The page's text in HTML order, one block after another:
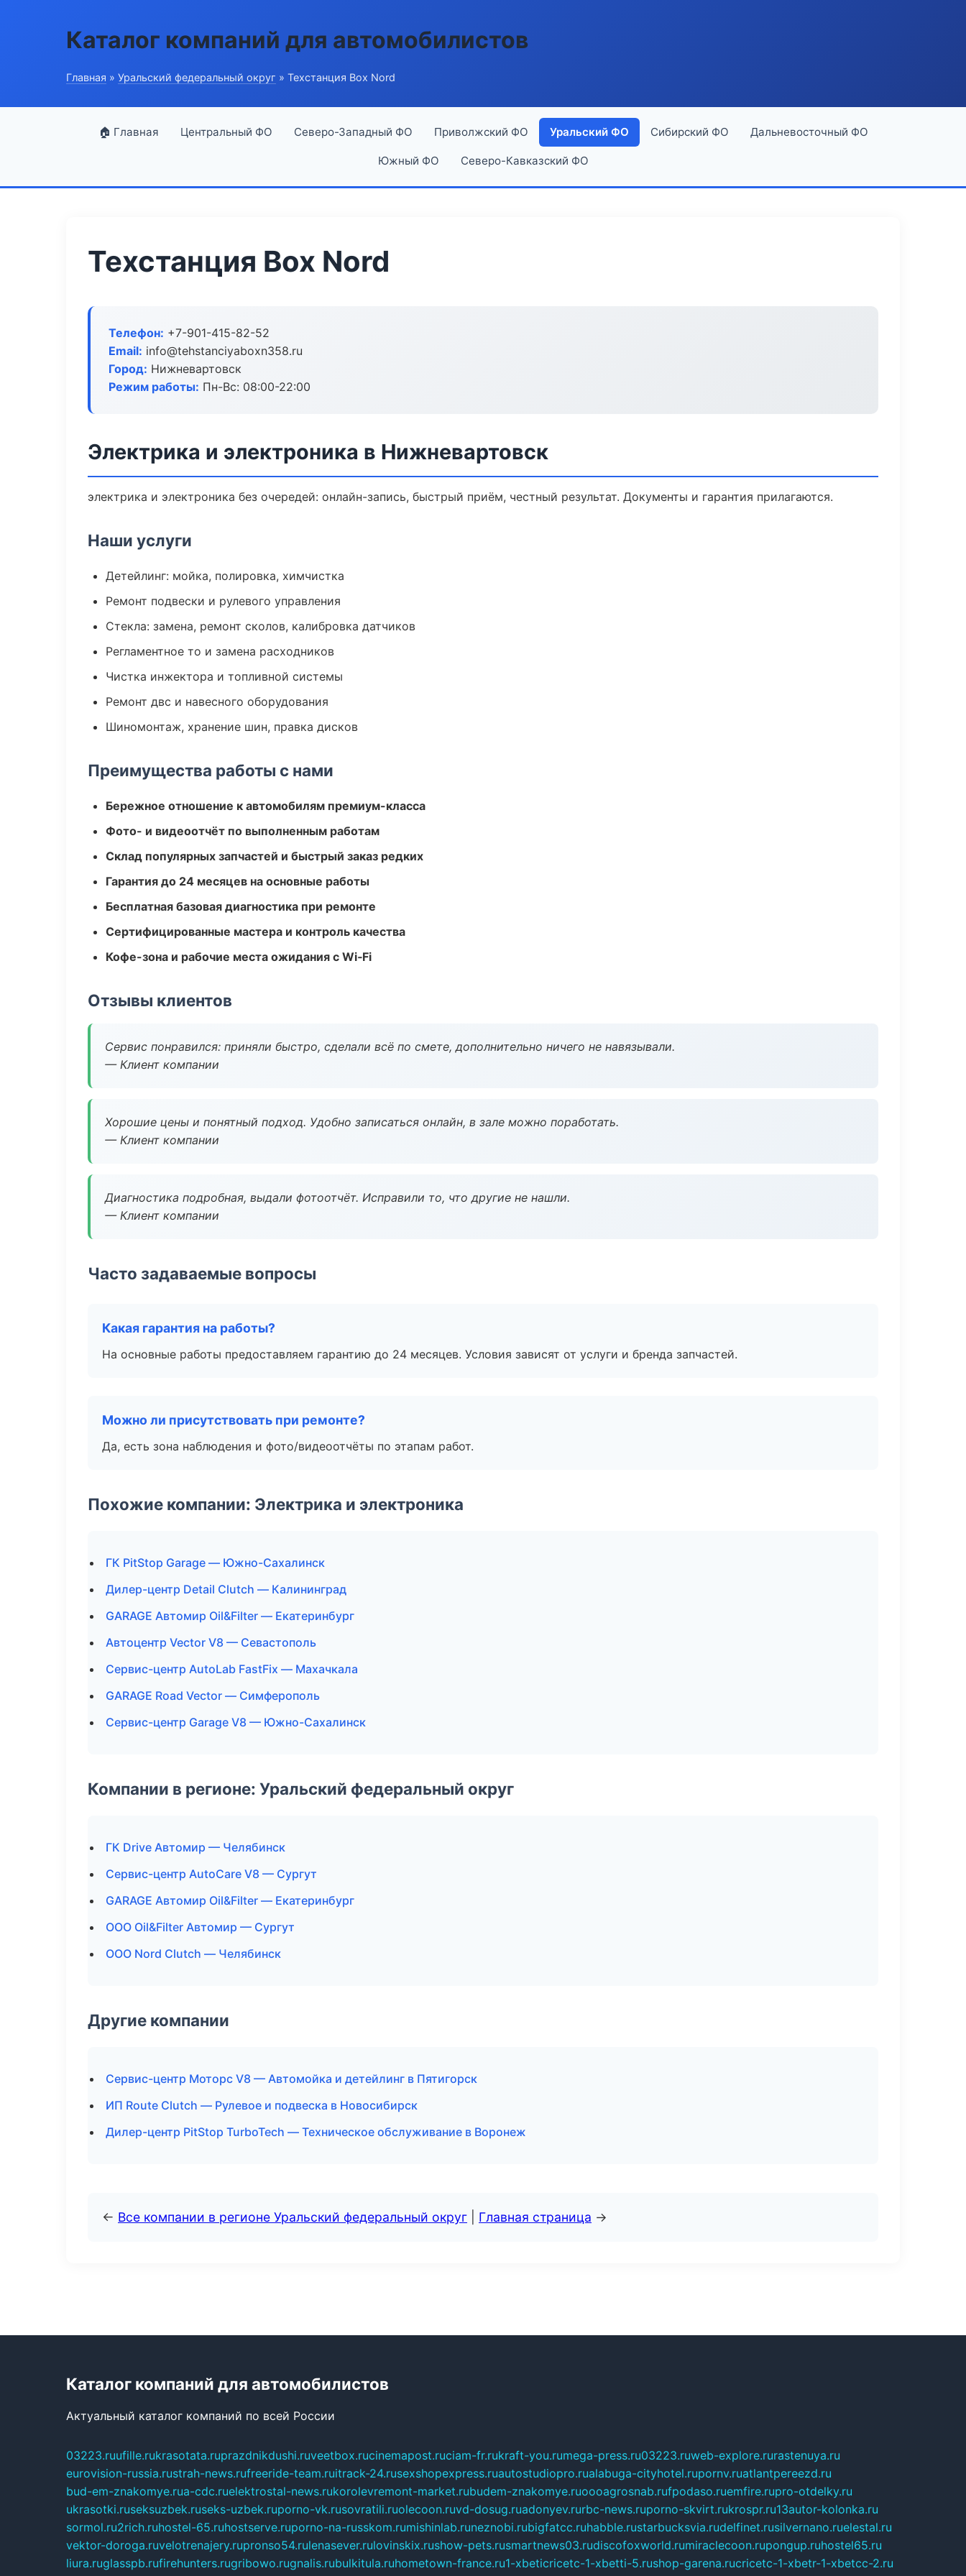
Каталог компаний для автомобилистов
Главная » Уральский федеральный округ » Техстанция Box Nord
🏠 Главная Центральный ФО Северо-Западный ФО Приволжский ФО Уральский ФО Сибирский ФО Дальневосточный ФО
Южный ФО Северо-Кавказский ФО
Техстанция Box Nord
Телефон: +7-901-415-82-52
Email: info@tehstanciyaboxn358.ru
Город: Нижневартовск
Режим работы: Пн-Вс: 08:00-22:00
Электрика и электроника в Нижневартовск
электрика и электроника без очередей: онлайн-запись, быстрый приём, честный результат. Документы и гарантия прилагаются.
Наши услуги
Детейлинг: мойка, полировка, химчистка
Ремонт подвески и рулевого управления
Стекла: замена, ремонт сколов, калибровка датчиков
Регламентное то и замена расходников
Чистка инжектора и топливной системы
Ремонт двс и навесного оборудования
Шиномонтаж, хранение шин, правка дисков
Преимущества работы с нами
Бережное отношение к автомобилям премиум-класса
Фото- и видеоотчёт по выполненным работам
Склад популярных запчастей и быстрый заказ редких
Гарантия до 24 месяцев на основные работы
Бесплатная базовая диагностика при ремонте
Сертифицированные мастера и контроль качества
Кофе-зона и рабочие места ожидания с Wi‑Fi
Отзывы клиентов
Сервис понравился: приняли быстро, сделали всё по смете, дополнительно ничего не навязывали.
— Клиент компании
Хорошие цены и понятный подход. Удобно записаться онлайн, в зале можно поработать.
— Клиент компании
Диагностика подробная, выдали фотоотчёт. Исправили то, что другие не нашли.
— Клиент компании
Часто задаваемые вопросы
Какая гарантия на работы?
На основные работы предоставляем гарантию до 24 месяцев. Условия зависят от услуги и бренда запчастей.
Можно ли присутствовать при ремонте?
Да, есть зона наблюдения и фото/видеоотчёты по этапам работ.
Похожие компании: Электрика и электроника
ГК PitStop Garage — Южно-Сахалинск
Дилер-центр Detail Clutch — Калининград
GARAGE Автомир Oil&Filter — Екатеринбург
Автоцентр Vector V8 — Севастополь
Сервис-центр AutoLab FastFix — Махачкала
GARAGE Road Vector — Симферополь
Сервис-центр Garage V8 — Южно-Сахалинск
Компании в регионе: Уральский федеральный округ
ГК Drive Автомир — Челябинск
Сервис-центр AutoCare V8 — Сургут
GARAGE Автомир Oil&Filter — Екатеринбург
ООО Oil&Filter Автомир — Сургут
ООО Nord Clutch — Челябинск
Другие компании
Сервис-центр Моторс V8 — Автомойка и детейлинг в Пятигорск
ИП Route Clutch — Рулевое и подвеска в Новосибирск
Дилер-центр PitStop TurboTech — Техническое обслуживание в Воронеж
← Все компании в регионе Уральский федеральный округ Главная страница →
Каталог компаний для автомобилистов
Актуальный каталог компаний по всей России
03223.ruufille.rukrasotata.ruprazdnikdushi.ruveetbox.rucinemapost.ruciam-fr.rukraft-you.rumega-press.ru03223.ruweb-explore.rurastenuya.ru
eurovision-russia.rustrah-news.rufreeride-team.ruitrack-24.rusexshopexpress.ruautostudiopro.rualabuga-cityhotel.rupornv.ruatlantpereezd.ru
bud-em-znakomye.rua-cdc.ruelektrostal-news.rukorolevremont-market.rubudem-znakomye.ruoooagrosnab.rufpodaso.ruemfire.rupro-otdelky.ru
ukrasotki.ruseksuzbek.ruseks-uzbek.ruporno-vk.rusovratili.ruolecoon.ruvd-dosug.ruadonyev.rurbc-news.ruporno-skvirt.rukrospr.ru13autor-kolonka.ru
sormol.ru2rich.ruhostel-65.ruhostserve.ruporno-na-russkom.rumishinlab.runeznobi.rubigfatcc.ruhabble.rustarbucksvia.rudelfinet.rusilvernano.ruelestal.ru
vektor-doroga.ruvelotrenajery.rupronso54.rulenasever.rulovinskix.rushow-pets.rusmartnews03.rudiscofoxworld.rumiraclecoon.rupongup.ruhostel65.ru
liura.ruglasspb.rufirehunters.rugribowo.rugnalis.rubulkitula.ruhometown-france.ru1-xbeticricetc-1-xbetti-5.rushop-garena.rucricetc-1-xbetr-1-xbetcc-2.ru